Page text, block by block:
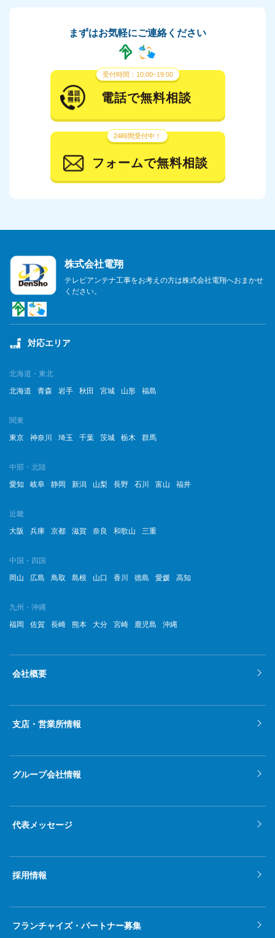
まずはお気軽にご連絡ください
受付時間：10:00~19:00
電話で無料相談
24時間受付中！
フォームで無料相談
株式会社電翔
テレビアンテナ工事をお考えの方は株式会社電翔へおまかせ
ください。
対応エリア
北海道・東北
北海道
青森 岩手 秋田 宮城 山形 福島
関東
東京
神奈川 埼玉 千葉 茨城 栃木 群馬
中部・北陸
愛知
岐阜 静岡 新潟 山梨 長野 石川 富山 福井
近畿
大阪
兵庫 京都 滋賀 奈良 和歌山 三重
中国・四国
岡山
広島 鳥取 島根 山口 香川 徳島 愛媛 高知
九州・沖縄
福岡
佐賀 長崎 熊本 大分 宮崎 鹿児島 沖縄
会社概要
支店・営業所情報
グループ会社情報
代表メッセージ
採用情報
フランチャイズ・パートナー募集